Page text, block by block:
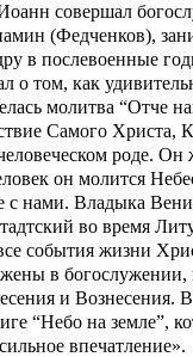
совершал
(Федченков),
в послевоенные
о том, как
молитва “Отче
Самого Христа,
роде. Он
он молится
с нами. Владыка
во время
события жизни
в богослужении,
и Вознесения.
“Небо на земле”,
впечатление».